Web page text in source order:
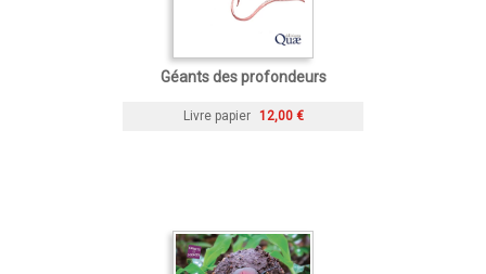
Géants des profondeurs
Livre papier 12,00 €